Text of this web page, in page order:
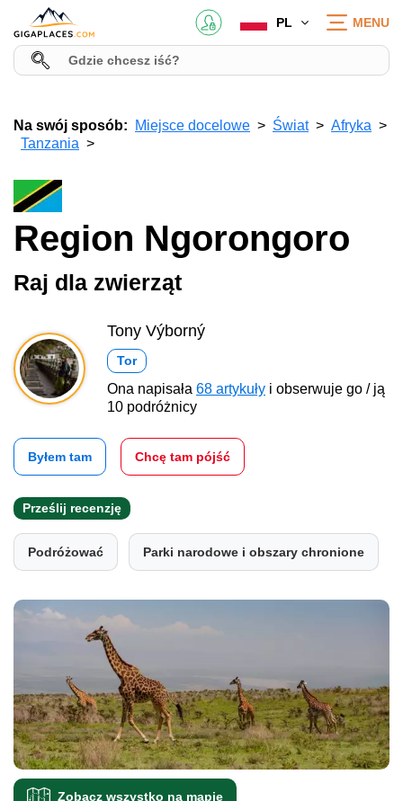
PL MENU
Na swój sposób: Miejsce docelowe Świat
Afryka
Tanzania
Region Ngorongoro
Raj dla zwierząt
Tony Výborný
Tor
Ona napisała 68 artykuły i obserwuje go / ją
10 podróżnicy
Byłem tam Chcę tam pójść
Prześlij recenzję
Podróżować Parki narodowe i obszary chronione
Zobacz wszystko na mapie